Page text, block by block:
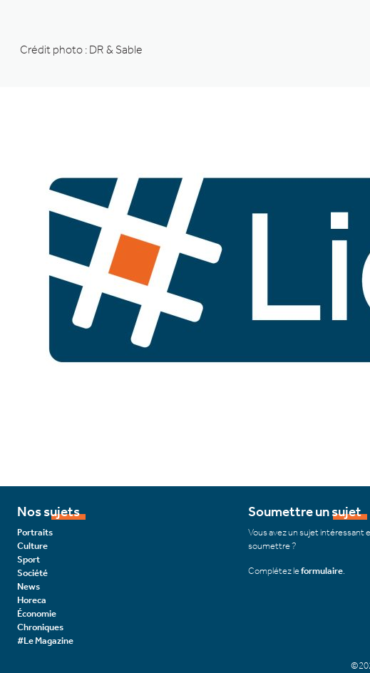
Crédit photo : DR & Sable
Nos sujets
Portraits
Culture
Sport
Société
News
Horeca
Économie
Chroniques
#Le Magazine
Soumettre un sujet
Vous avez un sujet intéressant
soumettre ?
Complétez leformulaire